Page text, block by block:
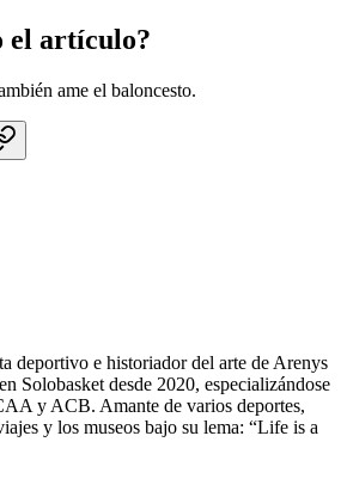
el artículo?
ame el baloncesto.
deportivo e historiador del arte de Arenys
Solobasket desde 2020, especializándose
y ACB. Amante de varios deportes,
y los museos bajo su lema: “Life is a